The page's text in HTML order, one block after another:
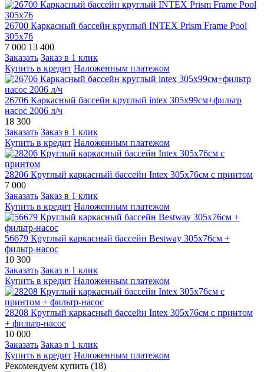
26700 Каркасный бассейн круглый INTEX Prism Frame Pool
305х76
7 000 13 400
Заказать Заказ в 1 клик
Купить в кредит Наложенным платежом
26706 Каркасный бассейн круглый intex 305х99см+фильтр
насос 2006 л/ч
18 300
Заказать Заказ в 1 клик
Купить в кредит Наложенным платежом
28206 Круглый каркасный бассейн Intex 305х76см с принтом
7 000
Заказать Заказ в 1 клик
Купить в кредит Наложенным платежом
56679 Круглый каркасный бассейн Bestway 305х76см +
фильтр-насос
10 300
Заказать Заказ в 1 клик
Купить в кредит Наложенным платежом
28208 Круглый каркасный бассейн Intex 305х76см с принтом
+ фильтр-насос
10 000
Заказать Заказ в 1 клик
Купить в кредит Наложенным платежом
Рекомендуем купить (18)